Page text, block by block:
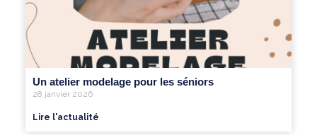
Un atelier modelage pour les séniors
28 janvier 2026
Lire l'actualité